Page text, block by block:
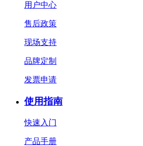
用户中心
售后政策
现场支持
品牌定制
发票申请
使用指南
快速入门
产品手册